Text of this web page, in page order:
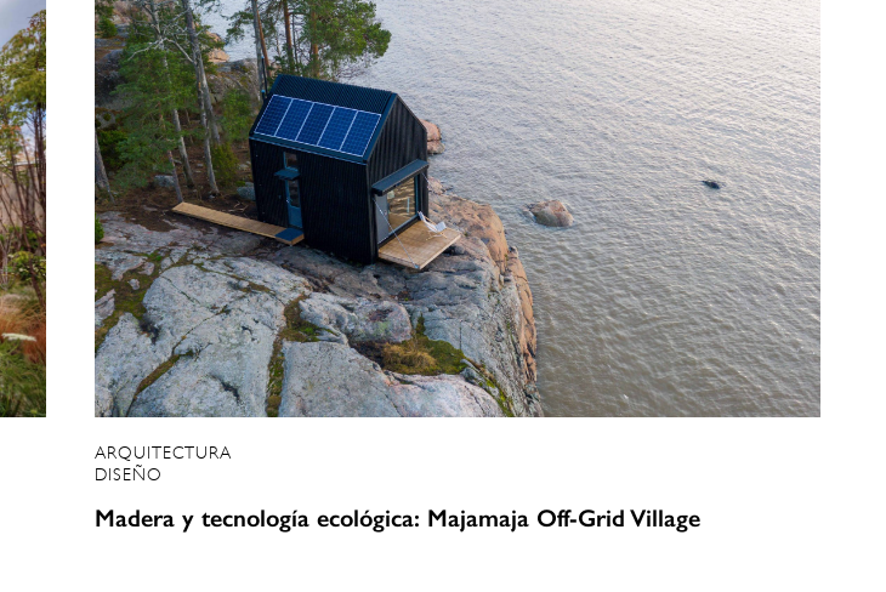
ARQUITECTURA
DISEÑO
Madera y tecnología ecológica: Majamaja Off-Grid Village